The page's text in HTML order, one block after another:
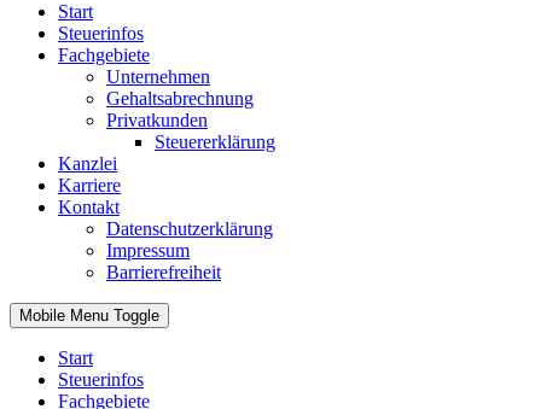
Start
Steuerinfos
Fachgebiete
Unternehmen
Gehaltsabrechnung
Privatkunden
Steuererklärung
Kanzlei
Karriere
Kontakt
Datenschutzerklärung
Impressum
Barrierefreiheit
Mobile Menu Toggle
Start
Steuerinfos
Fachgebiete